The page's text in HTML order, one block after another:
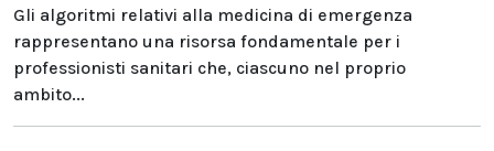
Gli algoritmi relativi alla medicina di emergenza
rappresentano una risorsa fondamentale per i
professionisti sanitari che, ciascuno nel proprio
ambito...